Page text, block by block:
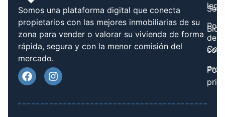
Somos una plataforma digital que conecta
propietarios con las mejores inmobiliarias de su
zona para vender o valorar su vivienda de forma
rápida, segura y con la menor comisión del
mercado.
Blog
legal
de